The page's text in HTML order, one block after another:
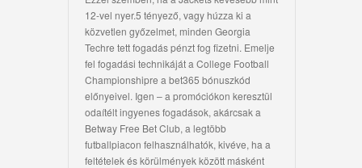
12-vel nyer.5 tényező, vagy húzza ki a
közvetlen győzelmet, minden Georgia
Techre tett fogadás pénzt fog fizetni. Emelje
fel fogadási technikáját a College Football
Championshipre a bet365 bónuszkód
előnyeivel. Igen – a promóciókon keresztül
odaítélt ingyenes fogadások, akárcsak a
Betway Free Bet Club, a legtöbb
futballpiacon felhasználhatók, kivéve, ha a
feltételek és körülmények között másként